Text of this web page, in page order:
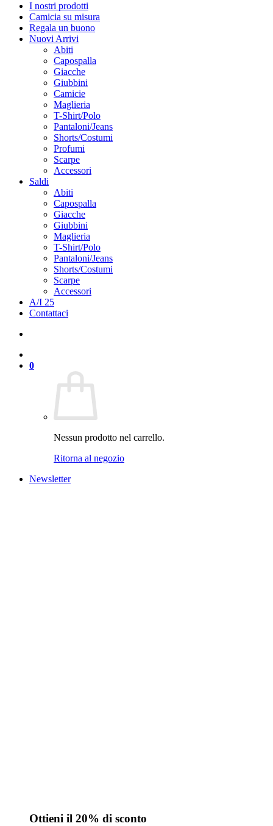
I nostri prodotti
Camicia su misura
Regala un buono
Nuovi Arrivi
Abiti
Capospalla
Giacche
Giubbini
Camicie
Maglieria
T-Shirt/Polo
Pantaloni/Jeans
Shorts/Costumi
Profumi
Scarpe
Accessori
Saldi
Abiti
Capospalla
Giacche
Giubbini
Maglieria
T-Shirt/Polo
Pantaloni/Jeans
Shorts/Costumi
Scarpe
Accessori
A/I 25
Contattaci
0
Nessun prodotto nel carrello.
Ritorna al negozio
Newsletter
Ottieni il 20% di sconto